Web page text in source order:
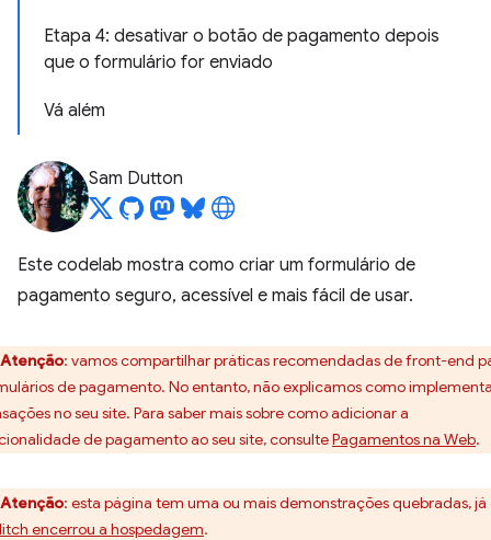
Etapa 4: desativar o botão de pagamento depois
que o formulário for enviado
Vá além
Sam Dutton
Este codelab mostra como criar um formulário de
pagamento seguro, acessível e mais fácil de usar.
Atenção: vamos compartilhar práticas recomendadas de front-end
de pagamento. No entanto, não explicamos como
no seu site. Para saber mais sobre como adicionar a
de pagamento ao seu site, consultePagamentos na Web.
Atenção: esta página tem uma ou mais demonstrações quebradas, já
encerrou a hospedagem.